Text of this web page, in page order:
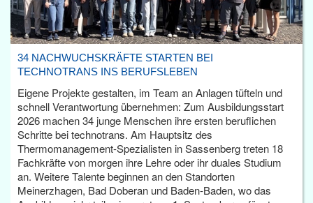
34 NACHWUCHSKRÄFTE STARTEN BEI
TECHNOTRANS INS BERUFSLEBEN
Eigene Projekte gestalten, im Team an Anlagen tüfteln und
schnell Verantwortung übernehmen: Zum Ausbildungsstart
2026 machen 34 junge Menschen ihre ersten beruflichen
Schritte bei technotrans. Am Hauptsitz des
Thermomanagement-Spezialisten in Sassenberg treten 18
Fachkräfte von morgen ihre Lehre oder ihr duales Studium
an. Weitere Talente beginnen an den Standorten
Meinerzhagen, Bad Doberan und Baden-Baden, wo das